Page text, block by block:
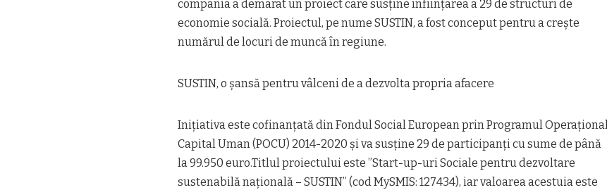
compania a demarat un proiect care susține înființarea a 29 de structuri de
economie socială. Proiectul, pe nume SUSTIN, a fost conceput pentru a crește
numărul de locuri de muncă în regiune.
SUSTIN, o șansă pentru vâlceni de a dezvolta propria afacere
Inițiativa este cofinanțată din Fondul Social European prin Programul Operațional
Capital Uman (POCU) 2014-2020 și va susține 29 de participanți cu sume de până
la 99.950 euro.Titlul proiectului este ”Start-up-uri Sociale pentru dezvoltare
sustenabilă națională – SUSTIN” (cod MySMIS: 127434), iar valoarea acestuia este